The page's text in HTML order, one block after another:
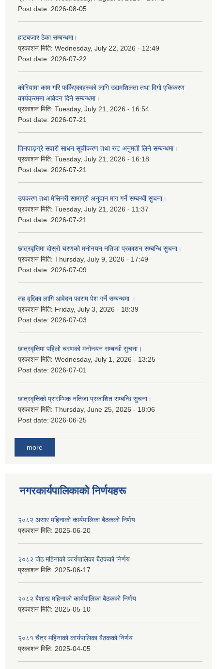
Post date: 2026-08-05
हाटबजार ठेका सम्बन्धमा।
प्रकाशन मिति: Wednesday, July 22, 2026 - 12:49
Post date: 2026-07-22
कोरियामा काम गरि फर्किएकाहरुको लागि उद्यमशिलता तथा दिगो एकिकरण
कार्यक्रममा आबेदन दिने सम्बन्धमा।
प्रकाशन मिति: Tuesday, July 21, 2026 - 16:54
Post date: 2026-07-21
तिनपाङ्ग्रे सवारी साधन सूचीकरण तथा रुट अनुमती लिने सम्बन्धमा।
प्रकाशन मिति: Tuesday, July 21, 2026 - 16:18
Post date: 2026-07-21
उपकरण तथा मेसिनरी सामाग्री अनुदान माग गर्ने सम्बन्धी सुचना।
प्रकाशन मिति: Tuesday, July 21, 2026 - 11:37
Post date: 2026-07-21
छात्रवृत्तिमा दोस्रो चरणको मनोनयन नतिजा प्रकाशन सम्बन्धि सुचना।
प्रकाशन मिति: Thursday, July 9, 2026 - 17:49
Post date: 2026-07-09
तह वृद्दिका लागि आवेदन फाराम पेश गर्ने सम्बन्धमा ।
प्रकाशन मिति: Friday, July 3, 2026 - 18:39
Post date: 2026-07-03
छात्रवृत्तिमा पहिलो चरणको मनोनयन सम्बन्धी सुचना।
प्रकाशन मिति: Wednesday, July 1, 2026 - 13:25
Post date: 2026-07-01
छात्रवृत्तिको प्रारम्भिक नतिजा प्रकाशित सम्बन्धि सुचना।
प्रकाशन मिति: Thursday, June 25, 2026 - 18:06
Post date: 2026-06-25
more
नगरकार्यपालिकाकाे निर्णयहरू
२०८२ असार महिनाको कार्यपालिका बैठकको निर्णय
प्रकाशन मिति: 2025-06-20
२०८२ जेठ महिनाको कार्यपालिका बैठकको निर्णय
प्रकाशन मिति: 2025-06-17
२०८२ बैशाख महिनाको कार्यपालिका बैठकको निर्णय
प्रकाशन मिति: 2025-05-10
२०८१ चैत्र महिनाको कार्यपालिका बैठकको निर्णय
प्रकाशन मिति: 2025-04-05